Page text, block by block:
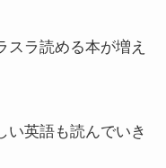
スラ読める本が増え
い英語も読んでいき